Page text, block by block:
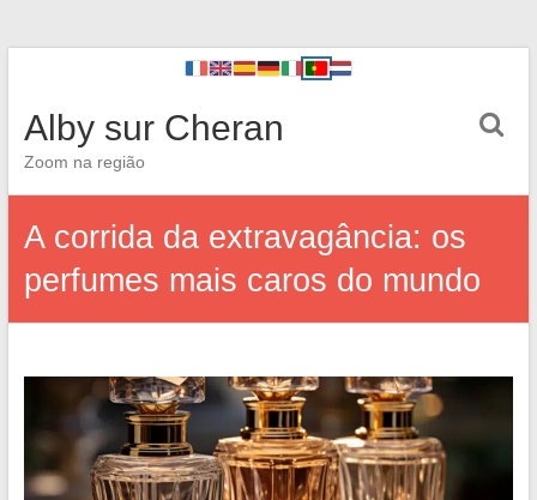
Alby sur Cheran
Zoom na região
A corrida da extravagância: os
perfumes mais caros do mundo